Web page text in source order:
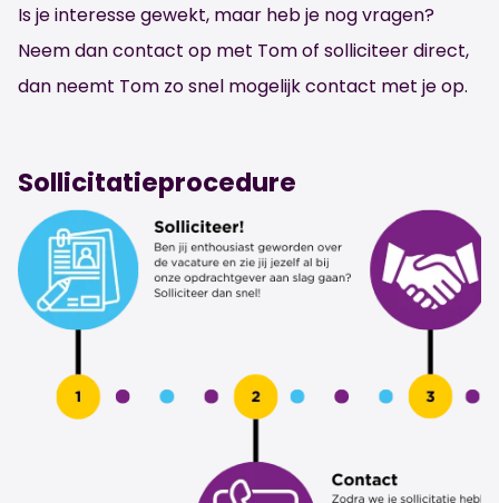
Is je interesse gewekt, maar heb je nog vragen?
Neem dan contact op met Tom of solliciteer direct,
dan neemt Tom zo snel mogelijk contact met je op.
Sollicitatieprocedure